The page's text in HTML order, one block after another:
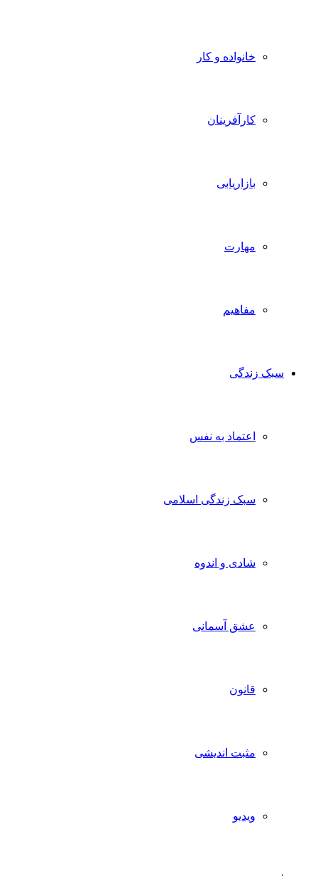
خانواده و کار
کارآفرینان
بازاریابی
مهارت
مفاهیم
سبک زندگی
اعتماد به نفس
سبک زندگی اسلامی
شادی و اندوه
عشق آسمانی
قانون
مثبت اندیشی
ویدیو